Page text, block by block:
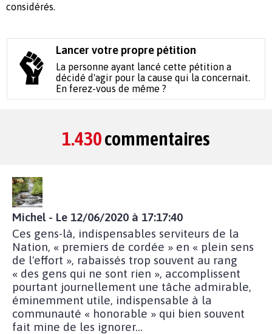
considérés.
Lancer votre propre pétition
La personne ayant lancé cette pétition a
décidé d'agir pour la cause qui la concernait.
En ferez-vous de même ?
1.430commentaires
Michel - Le 12/06/2020 à 17:17:40
Ces gens-là, indispensables serviteurs de la
Nation, « premiers de cordée » en « plein sens
de l'effort », rabaissés trop souvent au rang
« des gens qui ne sont rien », accomplissent
pourtant journellement une tâche admirable,
éminemment utile, indispensable à la
communauté « honorable » qui bien souvent
fait mine de les ignorer...